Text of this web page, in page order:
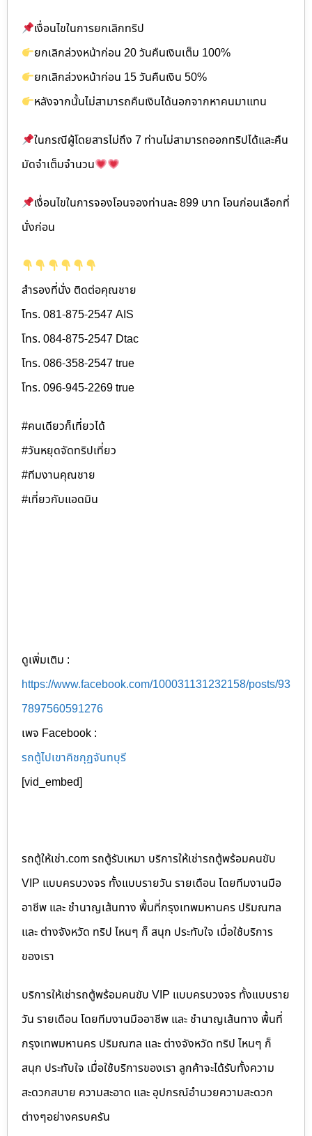
เงื่อนไขในการยกเลิกทริป
ยกเลิกล่วงหน้าก่อน 20 วันคืนเงินเต็ม 100%
ยกเลิกล่วงหน้าก่อน 15 วันคืนเงิน 50%
หลังจากนั้นไม่สามารถคืนเงินได้นอกจากหาคนมาแทน
ในกรณีผู้โดยสารไม่ถึง 7 ท่านไม่สามารถออกทริปได้และคืน
มัดจำเต็มจำนวน
เงื่อนไขในการจองโอนจองท่านละ 899 บาท โอนก่อนเลือกที่
นั่งก่อน
สำรองที่นั่ง ติดต่อคุณชาย
โทร. 081-875-2547 AIS
โทร. 084-875-2547 Dtac
โทร. 086-358-2547 true
โทร. 096-945-2269 true
#คนเดียวก็เที่ยวได้
#วันหยุดจัดทริปเที่ยว
#ทีมงานคุณชาย
#เที่ยวกับแอดมิน
ดูเพิ่มเติม :
https://www.facebook.com/100031131232158/posts/93
7897560591276
เพจ Facebook :
รถตู้ไปเขาคิชกุฏจันทบุรี
[vid_embed]
รถตู้ให้เช่า.com รถตู้รับเหมา บริการให้เช่ารถตู้พร้อมคนขับ
VIP แบบครบวงจร ทั้งแบบรายวัน รายเดือน โดยทีมงานมือ
อาชีพ และ ชำนาญเส้นทาง พื้นที่กรุงเทพมหานคร ปริมณฑล
และ ต่างจังหวัด ทริป ไหนๆ ก็ สนุก ประทับใจ เมื่อใช้บริการ
ของเรา
บริการให้เช่ารถตู้พร้อมคนขับ VIP แบบครบวงจร ทั้งแบบราย
วัน รายเดือน โดยทีมงานมืออาชีพ และ ชำนาญเส้นทาง พื้นที่
กรุงเทพมหานคร ปริมณฑล และ ต่างจังหวัด ทริป ไหนๆ ก็
สนุก ประทับใจ เมื่อใช้บริการของเรา ลูกค้าจะได้รับทั้งความ
สะดวกสบาย ความสะอาด และ อุปกรณ์อำนวยความสะดวก
ต่างๆอย่างครบครัน